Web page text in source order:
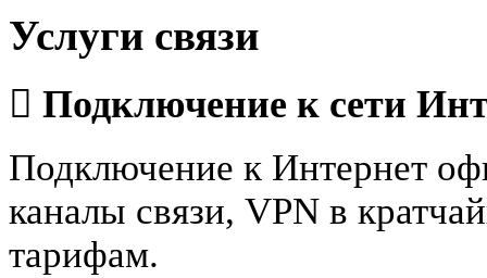
Услуги связи
Подключение к сети
Подключение к Интернет
каналы связи, VPN в
тарифам.